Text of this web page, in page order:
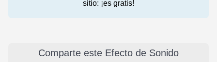
sitio: ¡es gratis!
Comparte este Efecto de Sonido